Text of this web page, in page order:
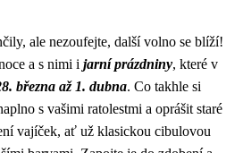
ale nezoufejte, další volno se blíží!
a s nimi i jarní prázdniny, které v
března až 1. dubna. Co takhle si
s vašimi ratolestmi a oprášit staré
vajíček, ať už klasickou cibulovou